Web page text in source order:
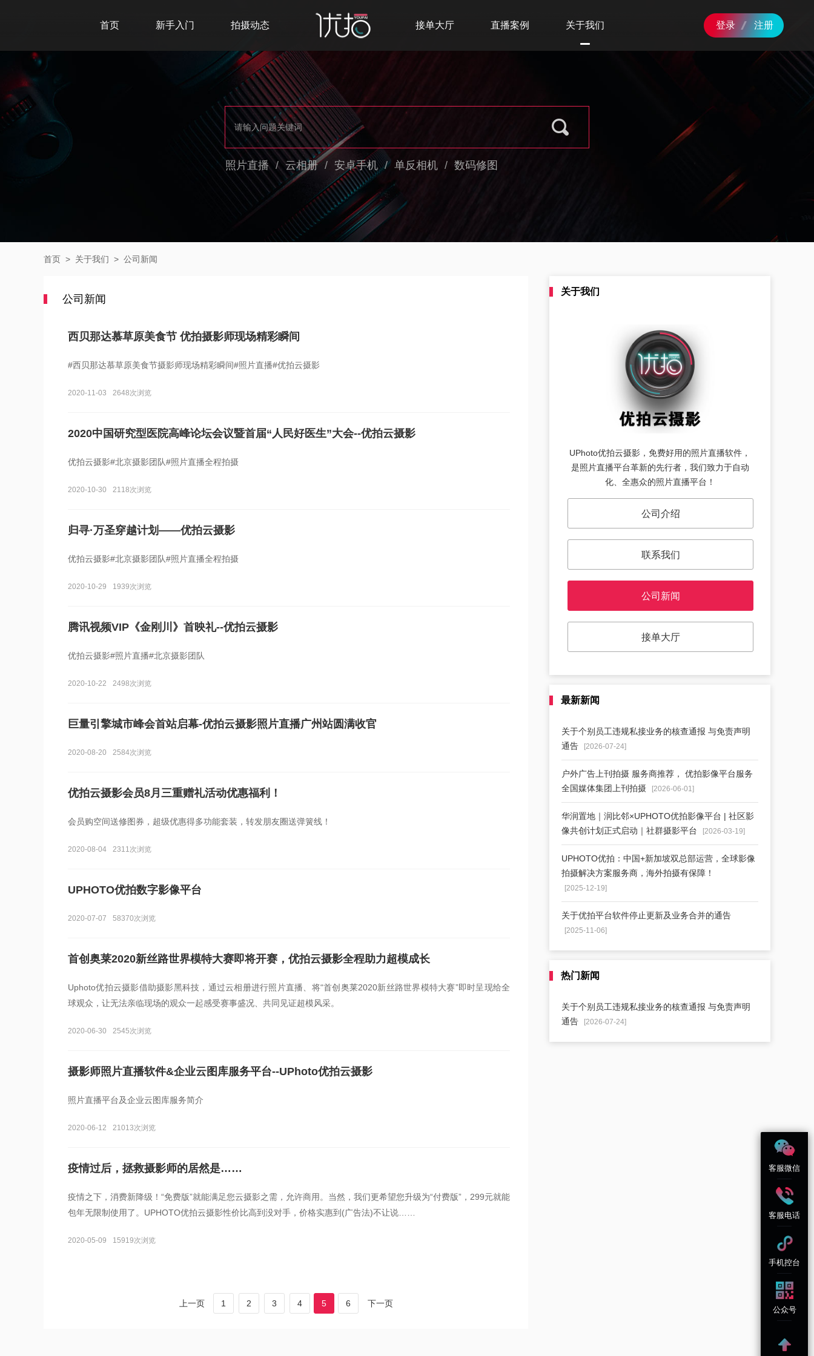
首页 新手入门 拍摄动态 接单大厅 直播案例 关于我们 登录 注册
照片直播 / 云相册 / 安卓手机 / 单反相机 / 数码修图
首页 > 关于我们 > 公司新闻
公司新闻
西贝那达慕草原美食节 优拍摄影师现场精彩瞬间
#西贝那达慕草原美食节摄影师现场精彩瞬间#照片直播#优拍云摄影
2020-11-03 2648次浏览
2020中国研究型医院高峰论坛会议暨首届“人民好医生”大会--优拍云摄影
优拍云摄影#北京摄影团队#照片直播全程拍摄
2020-10-30 2118次浏览
归寻·万圣穿越计划——优拍云摄影
优拍云摄影#北京摄影团队#照片直播全程拍摄
2020-10-29 1939次浏览
腾讯视频VIP《金刚川》首映礼--优拍云摄影
优拍云摄影#照片直播#北京摄影团队
2020-10-22 2498次浏览
巨量引擎城市峰会首站启幕-优拍云摄影照片直播广州站圆满收官
2020-08-20 2584次浏览
优拍云摄影会员8月三重赠礼活动优惠福利！
会员购空间送修图券，超级优惠得多功能套装，转发朋友圈送弹簧线！
2020-08-04 2311次浏览
UPHOTO优拍数字影像平台
2020-07-07 58370次浏览
首创奥莱2020新丝路世界模特大赛即将开赛，优拍云摄影全程助力超模成长
Uphoto优拍云摄影借助摄影黑科技，通过云相册进行照片直播、将“首创奥莱2020新丝路世界模特大赛”即时呈现给全
球观众，让无法亲临现场的观众一起感受赛事盛况、共同见证超模风采。
2020-06-30 2545次浏览
摄影师照片直播软件&企业云图库服务平台--UPhoto优拍云摄影
照片直播平台及企业云图库服务简介
2020-06-12 21013次浏览
疫情过后，拯救摄影师的居然是……
疫情之下，消费新降级！“免费版”就能满足您云摄影之需，允许商用。当然，我们更希望您升级为“付费版”，299元就能
包年无限制使用了。UPHOTO优拍云摄影性价比高到没对手，价格实惠到(广告法)不让说……
2020-05-09 15919次浏览
上一页 1 2 3 4 5 6 下一页
关于我们
UPhoto优拍云摄影，免费好用的照片直播软件，
是照片直播平台革新的先行者，我们致力于自动
化、全惠众的照片直播平台！
公司介绍
联系我们
公司新闻
接单大厅
最新新闻
关于个别员工违规私接业务的核查通报 与免责声明
通告
[2026-07-24]
户外广告上刊拍摄 服务商推荐， 优拍影像平台服务
全国媒体集团上刊拍摄
[2026-06-01]
华润置地｜润比邻×UPHOTO优拍影像平台 | 社区影
像共创计划正式启动｜社群摄影平台
[2026-03-19]
UPHOTO优拍：中国+新加坡双总部运营，全球影像
拍摄解决方案服务商，海外拍摄有保障！
[2025-12-19]
关于优拍平台软件停止更新及业务合并的通告
[2025-11-06]
热门新闻
关于个别员工违规私接业务的核查通报 与免责声明
通告
[2026-07-24]
客服微信
客服电话
手机控台
公众号